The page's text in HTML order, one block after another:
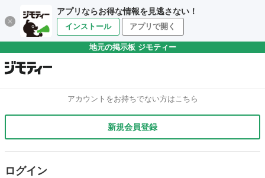
アプリならお得な情報を見逃さない！
インストール アプリで開く
地元の掲示板 ジモティー
アカウントをお持ちでない方はこちら
新規会員登録
ログイン